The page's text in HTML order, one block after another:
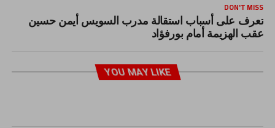
DON'T MISS
تعرف على أسباب استقالة مدرب السويس أيمن حسين
عقب الهزيمة أمام بورفؤاد
YOU MAY LIKE